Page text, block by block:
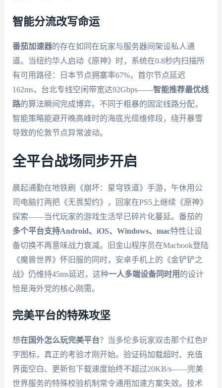
智能分流改写命运
番茄加速器的存在如同在玩家与服务器间架设私人通
道。当纽约华人启动《原神》时，系统在0.8秒内扫描所
有可用路径：日本节点拥塞率67%，首尔节点延迟
162ms，台北专线空闲带宽达92Gbps——智能推荐最优线
路的算法瞬间完成博弈。不同于粗暴的固定线路分配，
智能策略能避开晚高峰时的海底光缆维修段，绕开暴雪
导致的伦敦节点异常波动。
全平台战场同步开启
晨起通勤在地铁刷《崩坏：星穹铁道》手游，午休用公
司电脑打两把《无畏契约》，回家在PS5上继续《原神》
探索——当代玩家的游戏生活早已碎片化蔓延。番茄的
多个平台支持Android、iOS、Windows、mac特性让设
备切换不再意味战力衰减。旧金山程序员在Macbook登陆
《魔兽世界》怀旧服的同时，安卓手机上的《金铲铲之
战》仍维持45ms延迟，这种一人多端设备同时用 的设计
恰是海外党的核心刚需。
完美平台的特殊攻坚
想在国外怎么玩完美平台？当多伦多玩家双击那个红色P
字图标，真正的考验才刚开始。验证码加载超时、充值
界面空白、更新包下载速度始终不超过20KB/s——完美
世界服务的特殊校验机制常令通用加速方案失效。技术